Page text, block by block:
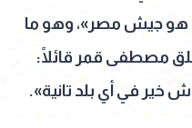
هو جيش مصر»، وهو ما
مصطفى قمر قائلًا:
خير في أي بلد تانية».